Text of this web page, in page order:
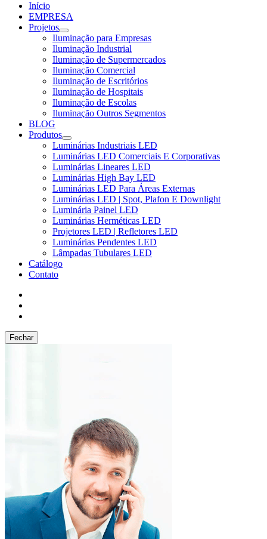
Início
EMPRESA
Projetos
Iluminação para Empresas
Iluminação Industrial
Iluminação de Supermercados
Iluminação Comercial
Iluminação de Escritórios
Iluminação de Hospitais
Iluminação de Escolas
Iluminação Outros Segmentos
BLOG
Produtos
Luminárias Industriais LED
Luminárias LED Comerciais E Corporativas
Luminárias Lineares LED
Luminárias High Bay LED
Luminárias LED Para Áreas Externas
Luminárias LED | Spot, Plafon E Downlight
Luminária Painel LED
Luminárias Herméticas LED
Projetores LED | Refletores LED
Luminárias Pendentes LED
Lâmpadas Tubulares LED
Catálogo
Contato
Fechar